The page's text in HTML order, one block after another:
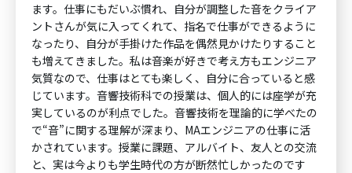
ます。仕事にもだいぶ慣れ、自分が調整した音をクライア
ントさんが気に入ってくれて、指名で仕事ができるように
なったり、自分が手掛けた作品を偶然見かけたりすること
も増えてきました。私は音楽が好きで考え方もエンジニア
気質なので、仕事はとても楽しく、自分に合っていると感
じています。音響技術科での授業は、個人的には座学が充
実しているのが利点でした。音響技術を理論的に学べたの
で“音”に関する理解が深まり、MAエンジニアの仕事に活
かされています。授業に課題、アルバイト、友人との交流
と、実は今よりも学生時代の方が断然忙しかったのです